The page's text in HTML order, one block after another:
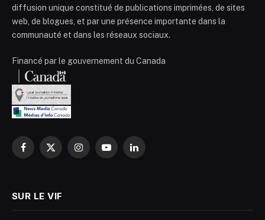
diffusion unique constitué de publications imprimées, de sites
web, de blogues, et par une présence importante dans la
communauté et dans les réseaux sociaux.
Financé par le gouvernement du Canada
Facebook
X
InstagramYouTubeLinkedIn
SUR LE VIF